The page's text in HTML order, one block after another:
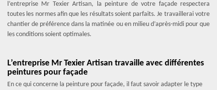
l’entreprise Mr Texier Artisan, la peinture de votre façade respectera
toutes les normes afin que les résultats soient parfaits. Je travaillerai votre
chantier de préférence dans la matinée ou en milieu d’après-midi pour que
les conditions soient optimales.
L’entreprise Mr Texier Artisan travaille avec différentes
peintures pour façade
En ce qui concerne la peinture pour façade, il faut savoir adapter le type